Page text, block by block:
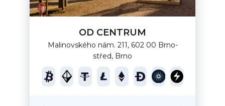
OD CENTRUM
Malinovského nám. 211, 602 00 Brno-
střed, Brno